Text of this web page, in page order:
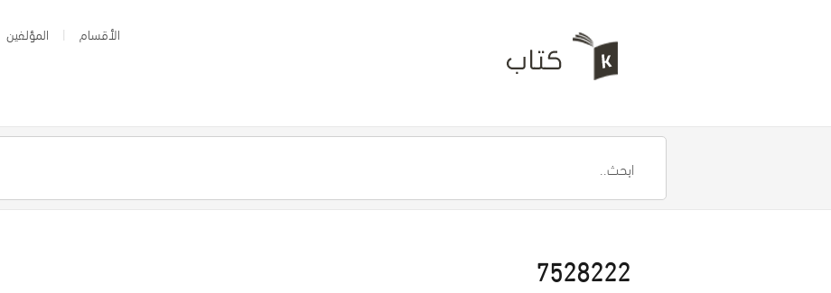
الأقسام المؤلفين
7528222